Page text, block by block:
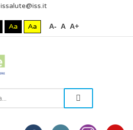
issalute@iss.it
Aa Aa A- A A+